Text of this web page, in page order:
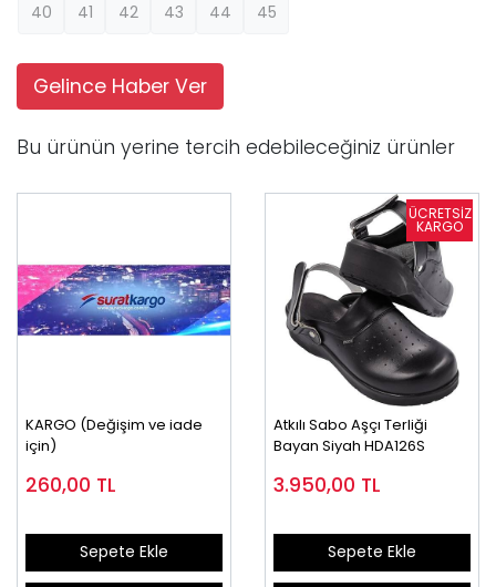
40
41 42 43 44 45
Gelince Haber Ver
Bu ürünün yerine tercih edebileceğiniz ürünler
KARGO (Değişim ve iade
için)
260,00 TL
Sepete Ekle
Atkılı Sabo Aşçı Terliği
Bayan Siyah HDA126S
3.950,00 TL
Sepete Ekle